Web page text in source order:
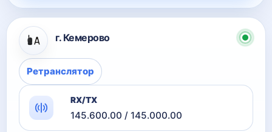
г. Кемерово
Ретранслятор
RX/TX
145.600.00 / 145.000.00